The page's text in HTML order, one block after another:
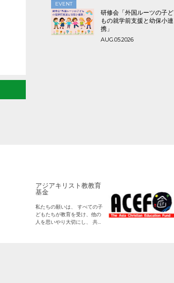
EVENT
研修会「外国ルーツの子ど
もの就学前支援と幼保小連
携」
AUG.05.2026
アジアキリスト教教育
基金
私たちの願いは、 すべての子
どもたちが教育を受け、他の
人を思いやり大切にし、 共に